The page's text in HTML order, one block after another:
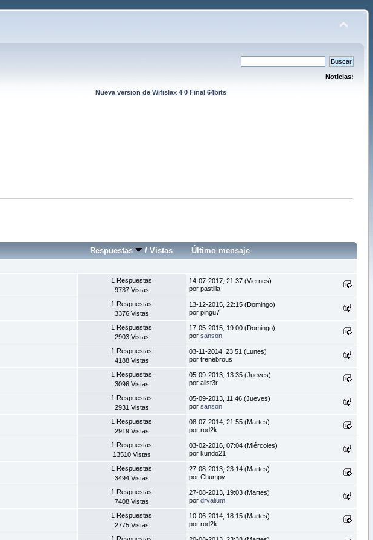
Noticias:
Nueva version de Wifislax 4 0 Final 64bits
Respuestas /Vistas Último mensaje
1 Respuestas
9737 Vistas
14-07-2017, 21:37 (Viernes)
por pastilla
1 Respuestas
3376 Vistas
13-12-2015, 22:15 (Domingo)
por pingu7
1 Respuestas
2903 Vistas
17-05-2015, 19:00 (Domingo)
por sanson
1 Respuestas
4188 Vistas
03-11-2014, 23:51 (Lunes)
por trenebrous
1 Respuestas
3096 Vistas
05-09-2013, 13:35 (Jueves)
por alist3r
1 Respuestas
2931 Vistas
05-09-2013, 11:46 (Jueves)
por sanson
1 Respuestas
2919 Vistas
08-07-2014, 21:55 (Martes)
por rod2k
1 Respuestas
13510 Vistas
03-02-2016, 07:04 (Miércoles)
por kundo21
1 Respuestas
3494 Vistas
27-08-2013, 23:14 (Martes)
por Chumpy
1 Respuestas
7408 Vistas
27-08-2013, 19:03 (Martes)
por drvalium
1 Respuestas
2775 Vistas
10-06-2014, 18:15 (Martes)
por rod2k
1 Respuestas